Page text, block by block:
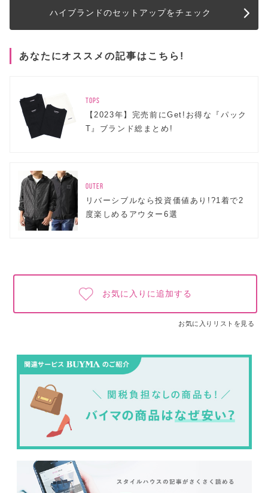
ハイブランドのセットアップをチェック
あなたにオススメの記事はこちら!
TOPS
【2023年】完売前にGet!お得な『パック
T』ブランド総まとめ!
OUTER
リバーシブルなら投資価値あり!?1着で2
度楽しめるアウター6選
お気に入りに追加する
お気に入りリストを見る